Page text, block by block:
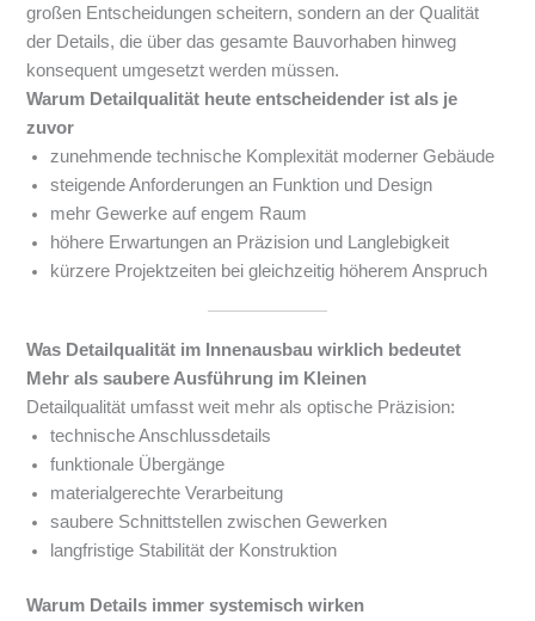
großen Entscheidungen scheitern, sondern an der Qualität
der Details, die über das gesamte Bauvorhaben hinweg
konsequent umgesetzt werden müssen.
Warum Detailqualität heute entscheidender ist als je
zuvor
zunehmende technische Komplexität moderner Gebäude
steigende Anforderungen an Funktion und Design
mehr Gewerke auf engem Raum
höhere Erwartungen an Präzision und Langlebigkeit
kürzere Projektzeiten bei gleichzeitig höherem Anspruch
Was Detailqualität im Innenausbau wirklich bedeutet
Mehr als saubere Ausführung im Kleinen
Detailqualität umfasst weit mehr als optische Präzision:
technische Anschlussdetails
funktionale Übergänge
materialgerechte Verarbeitung
saubere Schnittstellen zwischen Gewerken
langfristige Stabilität der Konstruktion
Warum Details immer systemisch wirken